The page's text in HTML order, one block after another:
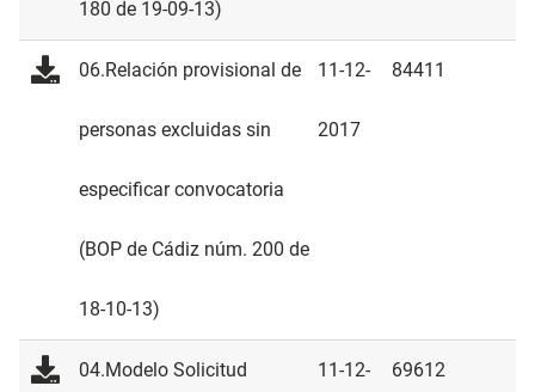
180 de 19-09-13)
06.Relación provisional de
personas excluidas sin
especificar convocatoria
(BOP de Cádiz núm. 200 de
18-10-13)
11-12-
2017
84411
04.Modelo Solicitud 11-12- 69612